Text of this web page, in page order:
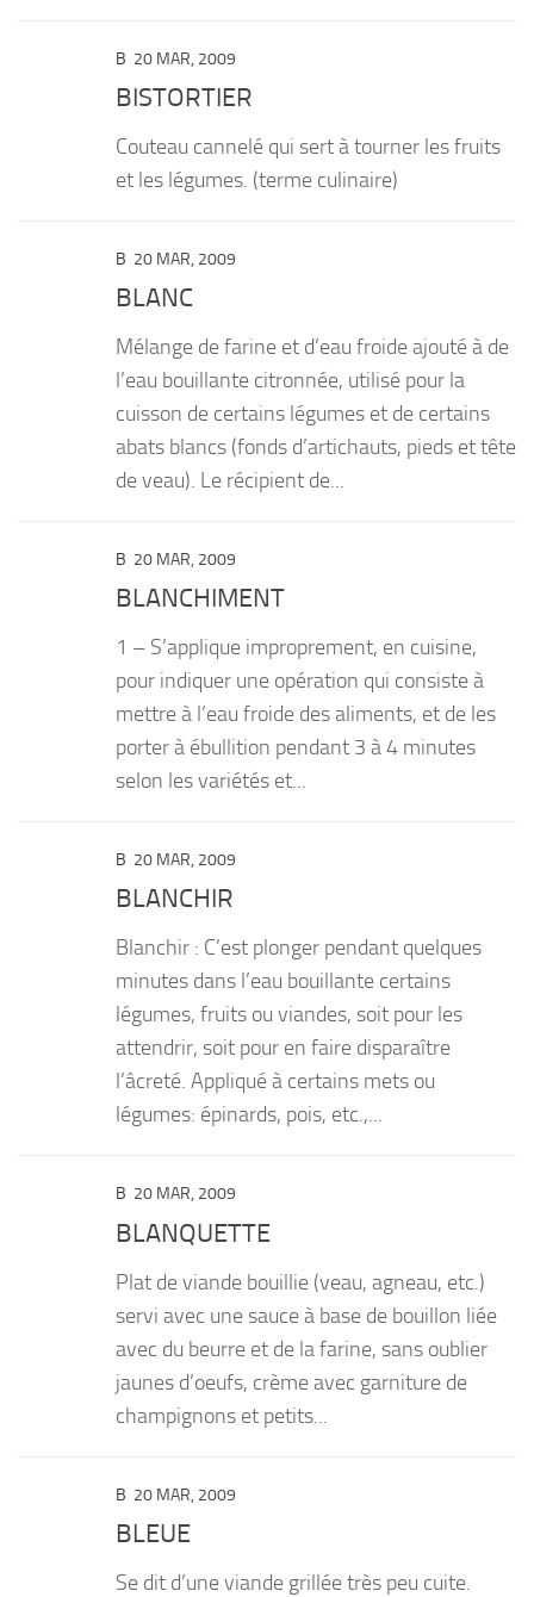
B 20 MAR, 2009
BISTORTIER
Couteau cannelé qui sert à tourner les fruits
et les légumes. (terme culinaire)
B 20 MAR, 2009
BLANC
Mélange de farine et d’eau froide ajouté à de
l’eau bouillante citronnée, utilisé pour la
cuisson de certains légumes et de certains
abats blancs (fonds d’artichauts, pieds et tête
de veau). Le récipient de...
B 20 MAR, 2009
BLANCHIMENT
1 – S’applique improprement, en cuisine,
pour indiquer une opération qui consiste à
mettre à l’eau froide des aliments, et de les
porter à ébullition pendant 3 à 4 minutes
selon les variétés et...
B 20 MAR, 2009
BLANCHIR
Blanchir : C’est plonger pendant quelques
minutes dans l’eau bouillante certains
légumes, fruits ou viandes, soit pour les
attendrir, soit pour en faire disparaître
l’âcreté. Appliqué à certains mets ou
légumes: épinards, pois, etc.,...
B 20 MAR, 2009
BLANQUETTE
Plat de viande bouillie (veau, agneau, etc.)
servi avec une sauce à base de bouillon liée
avec du beurre et de la farine, sans oublier
jaunes d’oeufs, crème avec garniture de
champignons et petits...
B 20 MAR, 2009
BLEUE
Se dit d’une viande grillée très peu cuite.